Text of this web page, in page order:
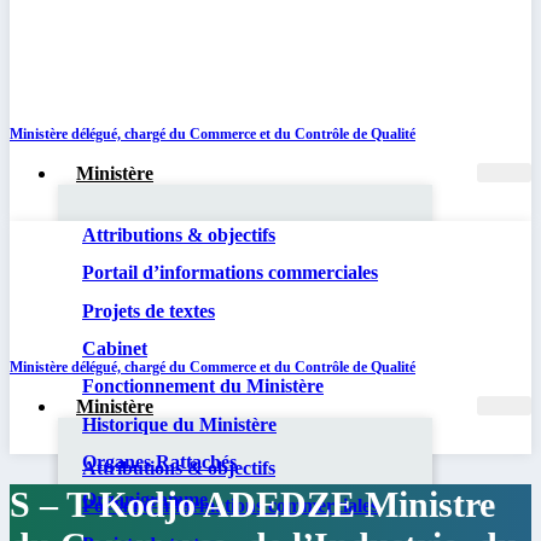
Ministère délégué, chargé du Commerce et du Contrôle de Qualité
Ministère
Attributions & objectifs
Portail d’informations commerciales
Projets de textes
Cabinet
Fonctionnement du Ministère
Historique du Ministère
Organes Rattachés
Organigramme
Ministère délégué, chargé du Commerce et du Contrôle de Qualité
Ministère
Attributions & objectifs
Portail d’informations commerciales
S – T Kodjo ADEDZE Ministre